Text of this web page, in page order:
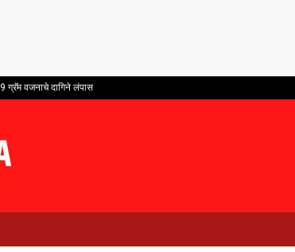
ग्रॅम वजनाचे दागिने लंपास